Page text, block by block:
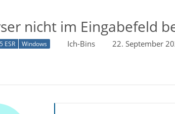
nicht im Eingabefeld
ESR Windows Ich-Bins 22. September